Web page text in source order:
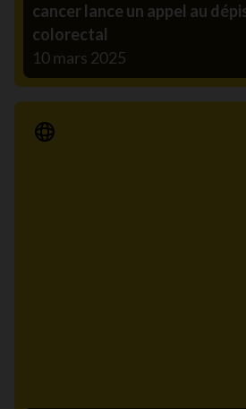
cancer lance un appel au
colorectal
10 mars 2025
Communiqué de presse